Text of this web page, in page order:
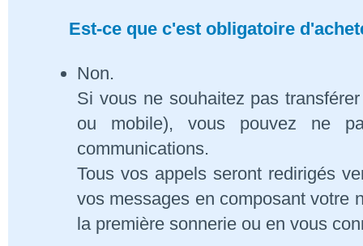
Est-ce que c'est obligatoire
Non.
Si vous ne souhaitez pas
ou mobile), vous pouvez ne
communications.
Tous vos appels seront redirigés
vos messages en composant votre
la première sonnerie ou en vous